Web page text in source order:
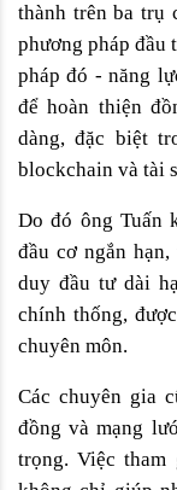
thành trên ba trụ
phương pháp đầu
pháp đó - năng
để hoàn thiện
dàng, đặc biệt
blockchain và tài
Do đó ông Tuấn
đầu cơ ngắn
duy đầu tư dài
chính thống,
chuyên môn.
Các chuyên gia
đồng và mạng
trọng. Việc